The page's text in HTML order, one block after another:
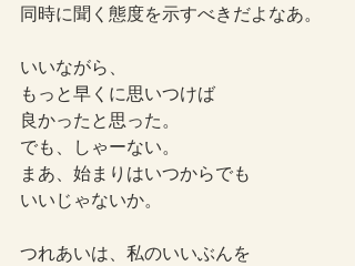
同時に聞く態度を示すべきだよなあ。
いいながら、
もっと早くに思いつけば
良かったと思った。
でも、しゃーない。
まあ、始まりはいつからでも
いいじゃないか。
つれあいは、私のいいぶんを